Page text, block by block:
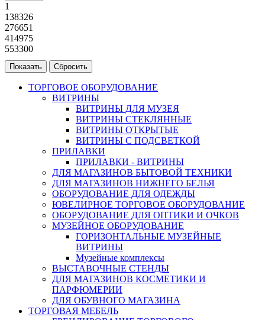
1
138326
276651
414975
553300
ТОРГОВОЕ ОБОРУДОВАНИЕ
ВИТРИНЫ
ВИТРИНЫ ДЛЯ МУЗЕЯ
ВИТРИНЫ СТЕКЛЯННЫЕ
ВИТРИНЫ ОТКРЫТЫЕ
ВИТРИНЫ С ПОДСВЕТКОЙ
ПРИЛАВКИ
ПРИЛАВКИ - ВИТРИНЫ
ДЛЯ МАГАЗИНОВ БЫТОВОЙ ТЕХНИКИ
ДЛЯ МАГАЗИНОВ НИЖНЕГО БЕЛЬЯ
ОБОРУДОВАНИЕ ДЛЯ ОДЕЖДЫ
ЮВЕЛИРНОЕ ТОРГОВОЕ ОБОРУДОВАНИЕ
ОБОРУДОВАНИЕ ДЛЯ ОПТИКИ И ОЧКОВ
МУЗЕЙНОЕ ОБОРУДОВАНИЕ
ГОРИЗОНТАЛЬНЫЕ МУЗЕЙНЫЕ
ВИТРИНЫ
Музейные комплексы
ВЫСТАВОЧНЫЕ СТЕНДЫ
ДЛЯ МАГАЗИНОВ КОСМЕТИКИ И
ПАРФЮМЕРИИ
ДЛЯ ОБУВНОГО МАГАЗИНА
ТОРГОВАЯ МЕБЕЛЬ